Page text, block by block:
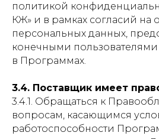
политикой
КЖ» и в рамках согласий на
персональных данных,
конечными
в Программах.
3.4. Поставщик имеет
3.4.1. Обращаться к
вопросам, касающимся
работоспособности